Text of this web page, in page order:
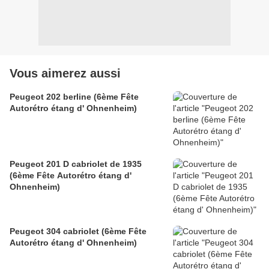
Vous aimerez aussi
Peugeot 202 berline (6ème Fête
Autorétro étang d' Ohnenheim)
Peugeot 201 D cabriolet de 1935
(6ème Fête Autorétro étang d'
Ohnenheim)
Peugeot 304 cabriolet (6ème Fête
Autorétro étang d' Ohnenheim)